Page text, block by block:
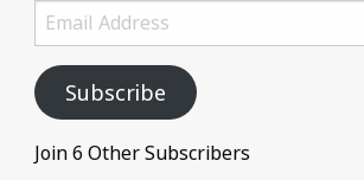
Email
Address
Subscribe
Join 6 Other Subscribers